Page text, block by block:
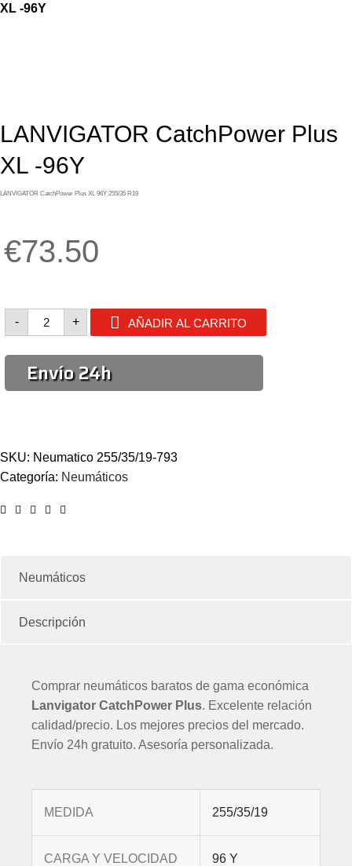
XL -96Y
LANVIGATOR CatchPower Plus
XL -96Y
LANVIGATOR CatchPower Plus XL 96Y 255/35 R19
€73.50
-
LANVIGATOR
CatchPower
Plus
-96Y
cantidad
+ AÑADIR AL CARRITO
Envío 24h
SKU: Neumatico 255/35/19-793
Categoría: Neumáticos
Neumáticos
Descripción
Comprar neumáticos baratos de gama económica
Lanvigator CatchPower Plus. Excelente relación
calidad/precio. Los mejores precios del mercado.
Envío 24h gratuito. Asesoría personalizada.
MEDIDA 255/35/19
CARGA Y VELOCIDAD 96 Y